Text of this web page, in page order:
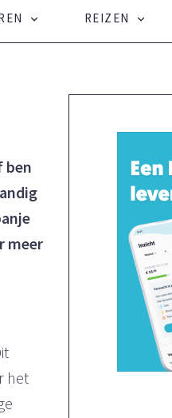
REIZEN
ben
meer
het